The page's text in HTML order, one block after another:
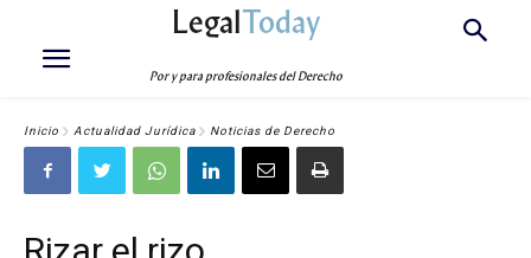
LegalToday
Por y para profesionales del Derecho
Inicio Actualidad Jurídica Noticias de Derecho